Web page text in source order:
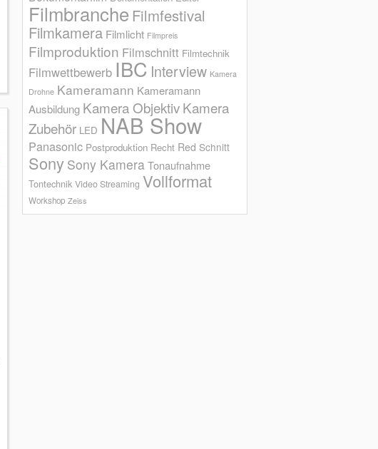
Filmbranche Filmfestival
Filmkamera Filmlicht Filmpreis
Filmproduktion Filmschnitt Filmtechnik
Filmwettbewerb IBC Interview Kamera
Drohne Kameramann Kameramann
Ausbildung Kamera ObjektivKamera
Zubehör LED NAB Show
Panasonic Postproduktion Recht Red Schnitt
Sony Sony KameraTonaufnahme
Tontechnik Video Streaming Vollformat
Workshop Zeiss